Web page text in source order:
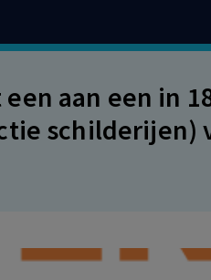
aan een in
schilderijen)